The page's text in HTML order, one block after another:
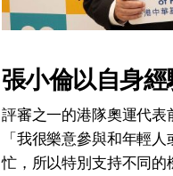
張小倫以自身
評審之一的港隊奧運代表
「我很樂意參與和年輕
忙，所以特別支持不同